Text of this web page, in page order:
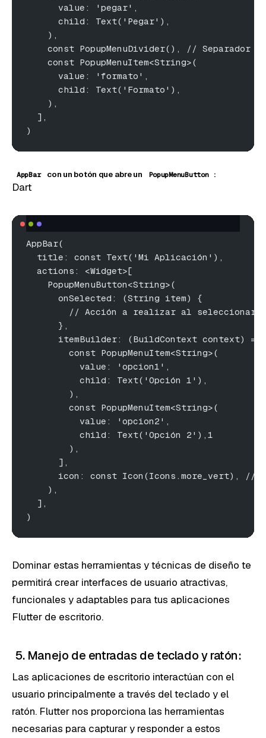
      value: 'pegar',
      child: Text('Pegar'),
    ),
const PopupMenuDivider(), // Separador
    const PopupMenuItem<String>(
      value: 'formato',
      child: Text('Formato'),
    ),
  ],
)
AppBar con un botón que abre un PopupMenuButton :
Dart
AppBar(
  title: const Text('Mi Aplicación'),
  actions: <Widget>[
    PopupMenuButton<String>(
      onSelected: (String item) {
// Acción a realizar al seleccionar
      },
itemBuilder: (BuildContext context)
        const PopupMenuItem<String>(
          value: 'opcion1',
          child: Text('Opción 1'),
        ),
        const PopupMenuItem<String>(
          value: 'opcion2',
          child: Text('Opción 2'),1
        ),
      ],
icon: const Icon(Icons.more_vert), //
    ),
  ],
)
Dominar estas herramientas y técnicas de diseño te
permitirá crear interfaces de usuario atractivas,
funcionales y adaptables para tus aplicaciones
Flutter de escritorio.
5. Manejo de entradas de teclado y ratón:
Las aplicaciones de escritorio interactúan con el
usuario principalmente a través del teclado y el
ratón. Flutter nos proporciona las herramientas
necesarias para capturar y responder a estos